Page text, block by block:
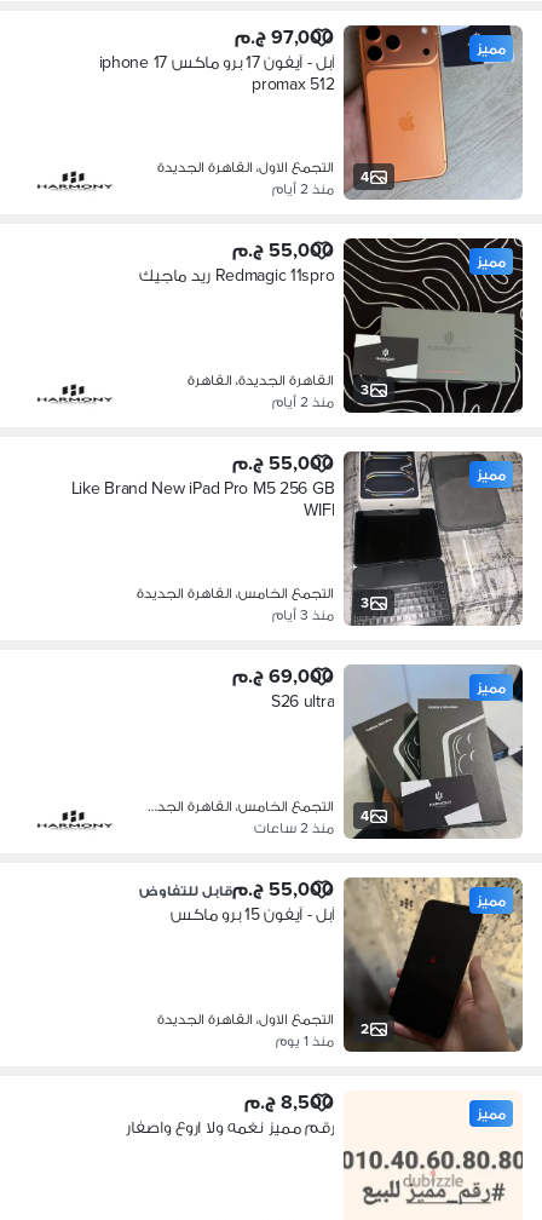
4
مميز 97,000 ج.م
آبل - آيفون 17 برو ماكس iphone 17
promax 512
التجمع الاول، القاهرة الجديدة
منذ 2 أيام
3
مميز 55,000 ج.م
Redmagic 11spro ريد ماجيك
القاهرة الجديدة، القاهرة
منذ 2 أيام
3
مميز 55,000 ج.م
Like Brand New iPad Pro M5 256 GB
WIFI
التجمع الخامس، القاهرة الجديدة
منذ 3 أيام
4
مميز 69,000 ج.م
S26 ultra
التجمع الخامس، القاهرة الجديدة
منذ 2 ساعات
2
مميز 55,000 ج.م قابل للتفاوض
آبل - آيفون 15 برو ماكس
التجمع الاول، القاهرة الجديدة
منذ 1 يوم
مميز 8,500 ج.م
رقم مميز نغمه ولا اروع واصفار